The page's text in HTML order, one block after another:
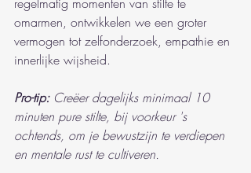
omarmen, ontwikkelen we een groter
vermogen tot zelfonderzoek, empathie en
innerlijke wijsheid.
Pro-tip: Creëer dagelijks minimaal 10
minuten pure stilte, bij voorkeur 's
ochtends, om je bewustzijn te verdiepen
en mentale rust te cultiveren.